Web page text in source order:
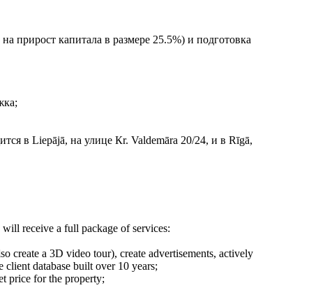
прирост капитала в размере 25.5%) и подготовка
в Liepājā, на улице Кr. Valdemāra 20/24, и в Rīgā,
will receive a full package of services:
create a 3D video tour), create advertisements, actively
database built over 10 years;
price for the property;